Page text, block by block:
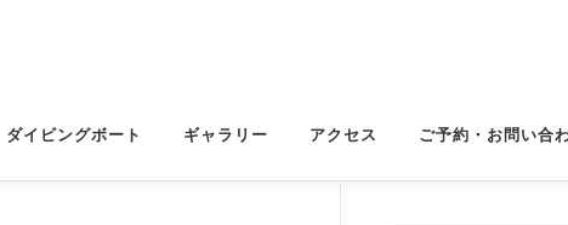
ダイビングボート ギャラリー アクセス ご予約・お問い合